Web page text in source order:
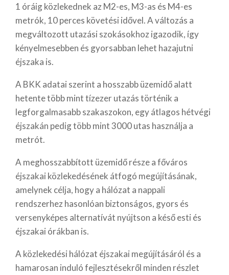
1 óráig közlekednek az M2-es, M3-as és M4-es
metrók, 10 perces követési idővel. A változás a
megváltozott utazási szokásokhoz igazodik, így
kényelmesebben és gyorsabban lehet hazajutni
éjszaka is.
A BKK adatai szerint a hosszabb üzemidő alatt
hetente több mint tízezer utazás történik a
legforgalmasabb szakaszokon, egy átlagos hétvégi
éjszakán pedig több mint 3000 utas használja a
metrót.
A meghosszabbított üzemidő része a főváros
éjszakai közlekedésének átfogó megújításának,
amelynek célja, hogy a hálózat a nappali
rendszerhez hasonlóan biztonságos, gyors és
versenyképes alternatívát nyújtson a késő esti és
éjszakai órákban is.
A közlekedési hálózat éjszakai megújításáról és a
hamarosan induló fejlesztésekről minden részlet